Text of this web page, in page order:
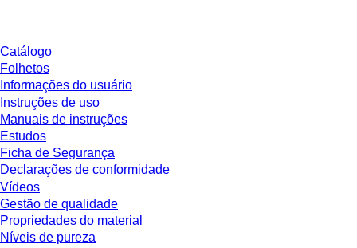
Catálogo
Folhetos
Informações do usuário
Instruções de uso
Manuais de instruções
Estudos
Ficha de Segurança
Declarações de conformidade
Vídeos
Gestão de qualidade
Propriedades do material
Níveis de pureza